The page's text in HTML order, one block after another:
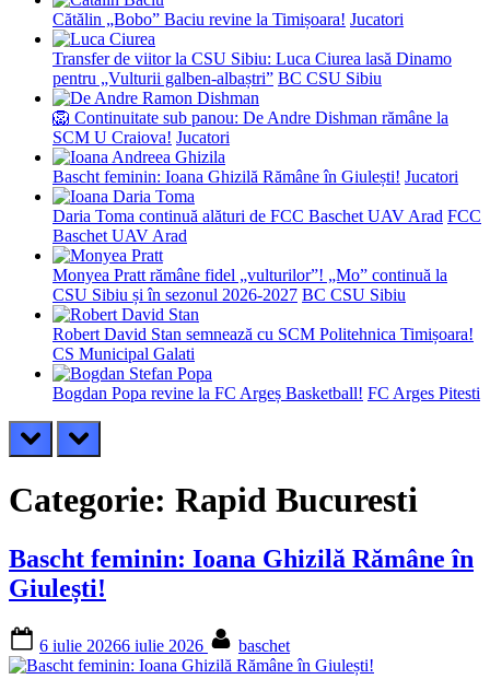
Cătălin „Bobo” Baciu revine la Timișoara! Jucatori
Transfer de viitor la CSU Sibiu: Luca Ciurea lasă Dinamo
pentru „Vulturii galben-albaștri” BC CSU Sibiu
🦁 Continuitate sub panou: De Andre Dishman rămâne la
SCM U Craiova! Jucatori
Bascht feminin: Ioana Ghizilă Rămâne în Giulești! Jucatori
Daria Toma continuă alături de FCC Baschet UAV Arad FCC
Baschet UAV Arad
Monyea Pratt rămâne fidel „vulturilor”! „Mo” continuă la
CSU Sibiu și în sezonul 2026-2027 BC CSU Sibiu
Robert David Stan semnează cu SCM Politehnica Timișoara!
CS Municipal Galati
Bogdan Popa revine la FC Argeș Basketball! FC Arges Pitesti
prev next
Categorie: Rapid Bucuresti
Bascht feminin: Ioana Ghizilă Rămâne în
Giulești!
on
6 iulie 20266 iulie 2026 baschet